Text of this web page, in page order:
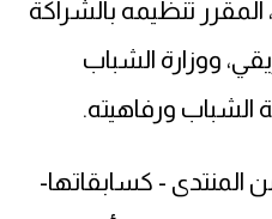
المقرر تنظيمه بالشراكة
ووزارة الشباب
الشباب ورفاهيته.
- كسابقاتها-